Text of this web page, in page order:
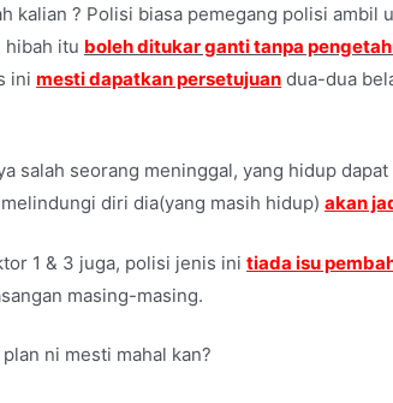
kalian ? Polisi biasa pemegang polisi ambil
hibah itu boleh ditukar ganti tanpa
inimesti dapatkan persetujuan dua-dua
salah seorang meninggal, yang hidup
diri dia(yang masih hidup)akan
1 & 3 juga, polisi jenis initiada isu
masing-masing.
ni mesti mahal kan?